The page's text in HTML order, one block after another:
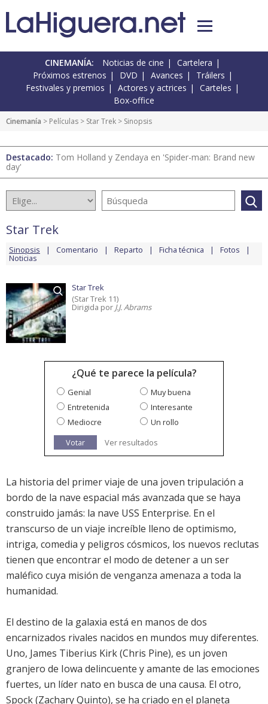
CINEMANÍA: Noticias de cine
Cartelera
Próximos estrenos
DVD Avances
Tráilers
Festivales y premios
Actores y actrices
Carteles
Box-office
Cinemanía > Películas > Star Trek > Sinopsis
Destacado: Tom Holland y Zendaya en 'Spider-man: Brand new
day'
Star Trek
Sinopsis Comentario Reparto Ficha técnica Fotos
Noticias
Star Trek
(Star Trek 11)
Dirigida por J.J. Abrams
¿Qué te parece la película?
Genial
Muy buena
Entretenida
Interesante
Mediocre
Un rollo
Votar
Ver resultados
La historia del primer viaje de una joven tripulación a
bordo de la nave espacial más avanzada que se haya
construido jamás: la nave USS Enterprise. En el
transcurso de un viaje increíble lleno de optimismo,
intriga, comedia y peligros cósmicos, los nuevos reclutas
tienen que encontrar el modo de detener a un ser
maléfico cuya misión de venganza amenaza a toda la
humanidad.
El destino de la galaxia está en manos de dos
encarnizados rivales nacidos en mundos muy diferentes.
Uno, James Tiberius Kirk (Chris Pine), es un joven
granjero de Iowa delincuente y amante de las emociones
fuertes, un líder nato en busca de una causa. El otro,
Spock (Zachary Quinto), se ha criado en el planeta